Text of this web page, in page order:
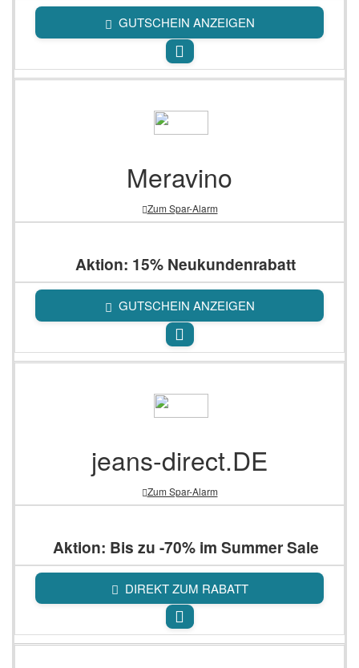
GUTSCHEIN ANZEIGEN
Meravino
Zum Spar-Alarm
Aktion: 15% Neukundenrabatt
GUTSCHEIN ANZEIGEN
jeans-direct.DE
Zum Spar-Alarm
Aktion: Bis zu -70% im Summer Sale
DIREKT ZUM RABATT